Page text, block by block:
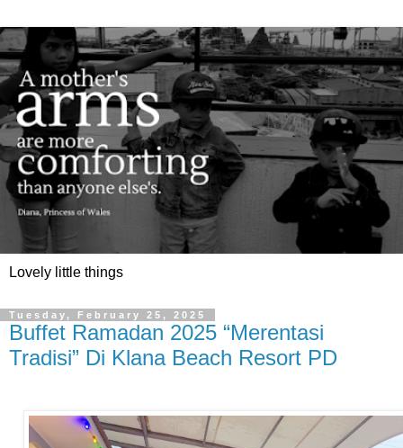
Lovely little things
Tuesday, February 25, 2025
Buffet Ramadan 2025 “Merentasi
Tradisi” Di Klana Beach Resort PD